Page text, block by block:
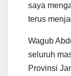
saya
terus
Wagub
seluruh
Provinsi